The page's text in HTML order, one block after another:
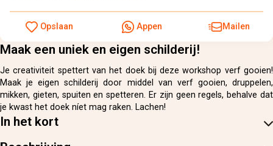
Maak een uniek en eigen schilderij!
Je creativiteit spettert van het doek bij deze workshop verf gooien!
Maak je eigen schilderij door middel van verf gooien, druppelen,
mikken, gieten, spuiten en spetteren. Er zijn geen regels, behalve dat
je kwast het doek níet mag raken. Lachen!
In het kort
Opslaan Appen Mailen